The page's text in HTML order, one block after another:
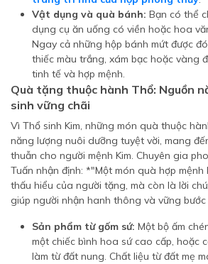
Vật dụng và quà bánh: Bạn có thể
dụng cụ ăn uống có viền hoặc hoa
Ngay cả những hộp bánh mứt được
thiếc màu trắng, xám bạc hoặc vàng
tinh tế và hợp mệnh.
Quà tặng thuộc hành Thổ: Nguồn
sinh vững chãi
Vì Thổ sinh Kim, những món quà thuộc
năng lượng nuôi dưỡng tuyệt vời, mang
thuẫn cho người mệnh Kim. Chuyên gia
Tuấn nhận định: *"Một món quà hợp
thấu hiểu của người tặng, mà còn là lời
giúp người nhận hanh thông và vững
Sản phẩm từ gốm sứ: Một bộ ấm
một chiếc bình hoa sứ cao cấp, hoặc
làm từ đất nung. Chất liệu từ đất mẹ